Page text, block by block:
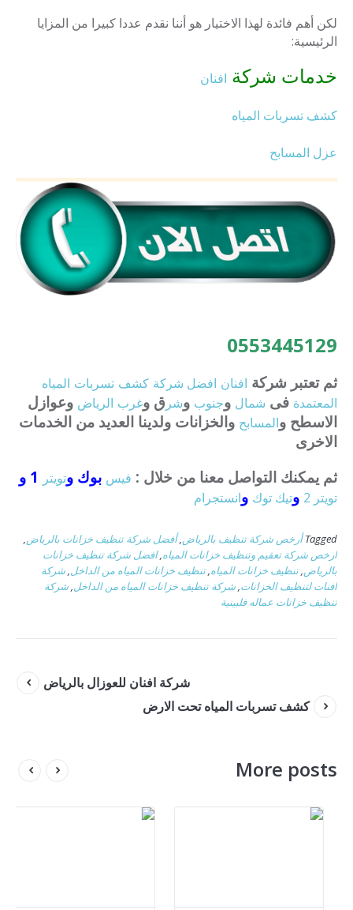
لكن أهم فائدة لهذا الاختيار هو أننا نقدم عددا كبيرا من المزايا
الرئيسية:
خدمات شركة افنان
كشف تسربات المياه
عزل المسابح
0553445129
ثم تعتبر شركة افنان افضل شركة كشف تسربات المياه
المعتمدة فى شمال وجنوب وشر ق وغرب الرياض وعوازل
الاسطح والمسابح والخزانات ولدينا العديد من الخدمات
الاخرى
ثم يمكنك التواصل معنا من خلال : فيس بوك وتويتر
تويتر 2 وتيك توك وانستجرام
Tagged أرخص شركة تنظيف بالرياض,أفضل شركة تنظيف خزانات بالرياض,
ارخص شركة تعقيم وتنظيف خزانات المياه,افضل شركة تنظيف خزانات
بالرياض,تنظيف خزانات المياه,تنظيف خزانات المياه من الداخل,شركة
افنات لتنظيف الخزانات,شركة تنظيف خزانات المياه من الداخل,شركة
تنظيف خزانات عماله فلبينية
شركة افنان للعوزال بالرياض
كشف تسربات المياه تحت الارض
More posts